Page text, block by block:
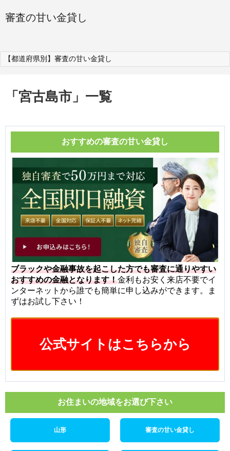
審査の甘い金貸し
【都道府県別】審査の甘い金貸し
「 宮古島市 」 一覧
おすすめの審査の甘い金貸し
ブラックや金融事故を起こした方でも審査に通りやすい
おすすめの金融となります！金利もお安く来店不要でイ
ンターネットから誰でも簡単に申し込みができます。ま
ずはお試し下さい！
公式サイトはこちらから
お住まいの地域をお選び下さい
山形 審査の甘い金貸し